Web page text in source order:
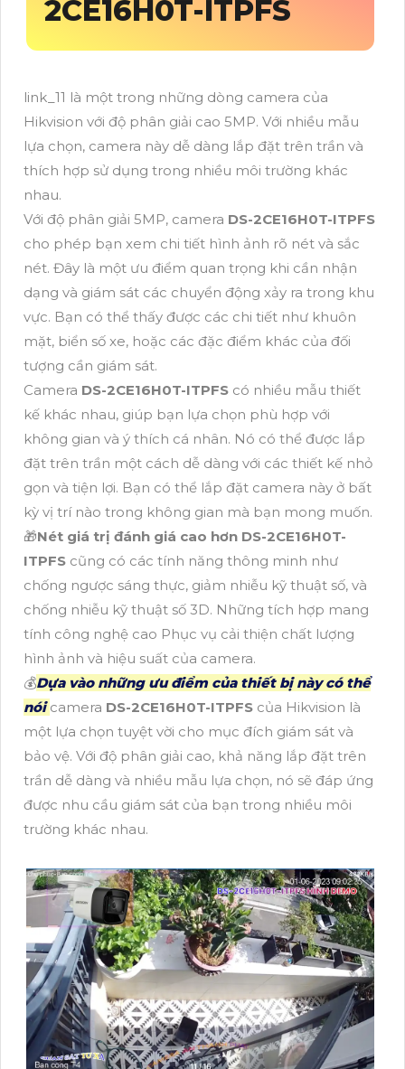
2CE16H0T-ITPFS
link_11 là một trong những dòng camera của
Hikvision với độ phân giải cao 5MP. Với nhiều mẫu
lựa chọn, camera này dễ dàng lắp đặt trên trần và
thích hợp sử dụng trong nhiều môi trường khác
nhau.
Với độ phân giải 5MP, camera DS-2CE16H0T-ITPFS
cho phép bạn xem chi tiết hình ảnh rõ nét và sắc
nét. Đây là một ưu điểm quan trọng khi cần nhận
dạng và giám sát các chuyển động xảy ra trong khu
vực. Bạn có thể thấy được các chi tiết như khuôn
mặt, biển số xe, hoặc các đặc điểm khác của đối
tượng cần giám sát.
Camera DS-2CE16H0T-ITPFS có nhiều mẫu thiết
kế khác nhau, giúp bạn lựa chọn phù hợp với
không gian và ý thích cá nhân. Nó có thể được lắp
đặt trên trần một cách dễ dàng với các thiết kế nhỏ
gọn và tiện lợi. Bạn có thể lắp đặt camera này ở bất
kỳ vị trí nào trong không gian mà bạn mong muốn.
🎁Nét giá trị đánh giá cao hơn DS-2CE16H0T-
ITPFS cũng có các tính năng thông minh như
chống ngược sáng thực, giảm nhiễu kỹ thuật số, và
chống nhiễu kỹ thuật số 3D. Những tích hợp mang
tính công nghệ cao Phục vụ cải thiện chất lượng
hình ảnh và hiệu suất của camera.
💰Dựa vào những ưu điểm của thiết bị này có thể
nóicamera DS-2CE16H0T-ITPFS của Hikvision là
một lựa chọn tuyệt vời cho mục đích giám sát và
bảo vệ. Với độ phân giải cao, khả năng lắp đặt trên
trần dễ dàng và nhiều mẫu lựa chọn, nó sẽ đáp ứng
được nhu cầu giám sát của bạn trong nhiều môi
trường khác nhau.